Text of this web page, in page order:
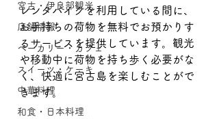
宮古・伊良部観光
店舗情報
ベーカリー・カフェ
スイーツ・ケーキ
中華料理
和食・日本料理
レンタバイクを利用している間に、
お手持ちの荷物を無料でお預かりす
るサービスを提供しています。観光
や移動中に荷物を持ち歩く必要がな
く、快適に宮古島を楽しむことがで
きます。